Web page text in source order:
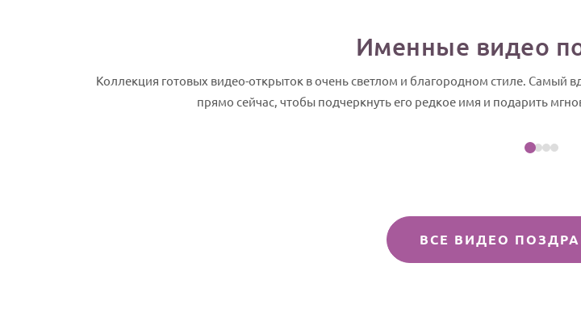
Именные видео
Коллекция готовых видео-открыток в очень светлом и благородном стиле.
прямо сейчас, чтобы подчеркнуть его редкое имя и подарить
Посмотреть
ВСЕ ВИДЕО